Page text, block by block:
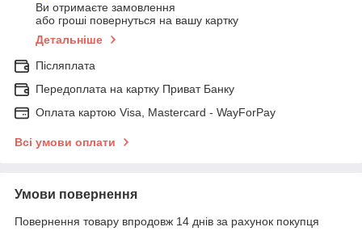
Ви отримаєте замовлення
або гроші повернуться на вашу картку
Детальніше
Післяплата
Передоплата на картку Приват Банку
Оплата картою Visa, Mastercard - WayForPay
Всі умови оплати
Умови повернення
Повернення товару впродовж 14 днів за рахунок покупця